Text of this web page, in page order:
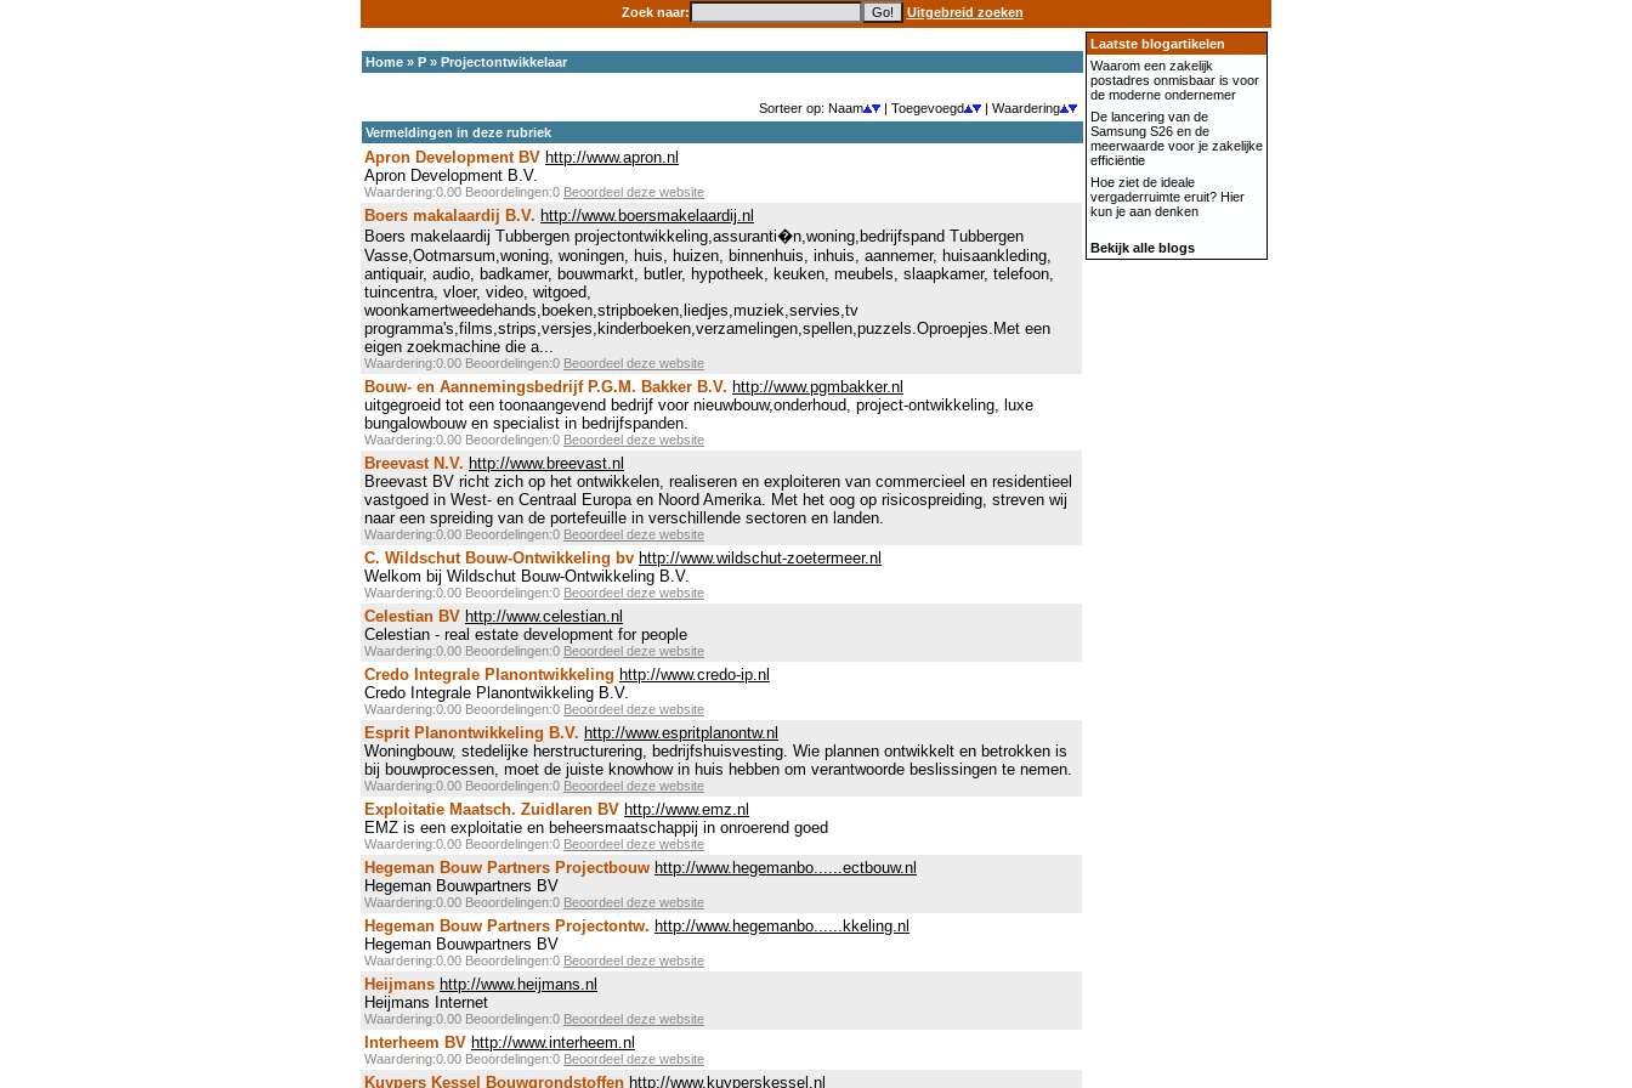
Zoek naar: Uitgebreid zoeken
Home » P » Projectontwikkelaar
Sorteer op: Naam | Toegevoegd
| Waardering
Vermeldingen in deze rubriek
Apron Development BV http://www.apron.nl
Apron Development B.V.
Waardering:0.00 Beoordelingen:0 Beoordeel deze website
Boers makalaardij B.V. http://www.boersmakelaardij.nl
Boers makelaardij Tubbergen projectontwikkeling,assuranti�n,woning,bedrijfspand Tubbergen
Vasse,Ootmarsum,woning, woningen, huis, huizen, binnenhuis, inhuis, aannemer, huisaankleding,
antiquair, audio, badkamer, bouwmarkt, butler, hypotheek, keuken, meubels, slaapkamer, telefoon,
tuincentra, vloer, video, witgoed,
woonkamertweedehands,boeken,stripboeken,liedjes,muziek,servies,tv
programma's,films,strips,versjes,kinderboeken,verzamelingen,spellen,puzzels.Oproepjes.Met een
eigen zoekmachine die a...
Waardering:0.00 Beoordelingen:0 Beoordeel deze website
Bouw- en Aannemingsbedrijf P.G.M. Bakker B.V. http://www.pgmbakker.nl
uitgegroeid tot een toonaangevend bedrijf voor nieuwbouw,onderhoud, project-ontwikkeling, luxe
bungalowbouw en specialist in bedrijfspanden.
Waardering:0.00 Beoordelingen:0 Beoordeel deze website
Breevast N.V. http://www.breevast.nl
Breevast BV richt zich op het ontwikkelen, realiseren en exploiteren van commercieel en residentieel
vastgoed in West- en Centraal Europa en Noord Amerika. Met het oog op risicospreiding, streven wij
naar een spreiding van de portefeuille in verschillende sectoren en landen.
Waardering:0.00 Beoordelingen:0 Beoordeel deze website
C. Wildschut Bouw-Ontwikkeling bv http://www.wildschut-zoetermeer.nl
Welkom bij Wildschut Bouw-Ontwikkeling B.V.
Waardering:0.00 Beoordelingen:0 Beoordeel deze website
Celestian BV http://www.celestian.nl
Celestian - real estate development for people
Waardering:0.00 Beoordelingen:0 Beoordeel deze website
Credo Integrale Planontwikkeling http://www.credo-ip.nl
Credo Integrale Planontwikkeling B.V.
Waardering:0.00 Beoordelingen:0 Beoordeel deze website
Esprit Planontwikkeling B.V. http://www.espritplanontw.nl
Woningbouw, stedelijke herstructurering, bedrijfshuisvesting. Wie plannen ontwikkelt en betrokken is
bij bouwprocessen, moet de juiste knowhow in huis hebben om verantwoorde beslissingen te nemen.
Waardering:0.00 Beoordelingen:0 Beoordeel deze website
Exploitatie Maatsch. Zuidlaren BV http://www.emz.nl
EMZ is een exploitatie en beheersmaatschappij in onroerend goed
Waardering:0.00 Beoordelingen:0 Beoordeel deze website
Hegeman Bouw Partners Projectbouw http://www.hegemanbo......ectbouw.nl
Hegeman Bouwpartners BV
Waardering:0.00 Beoordelingen:0 Beoordeel deze website
Hegeman Bouw Partners Projectontw. http://www.hegemanbo......kkeling.nl
Hegeman Bouwpartners BV
Waardering:0.00 Beoordelingen:0 Beoordeel deze website
Heijmans http://www.heijmans.nl
Heijmans Internet
Waardering:0.00 Beoordelingen:0 Beoordeel deze website
Interheem BV http://www.interheem.nl
Waardering:0.00 Beoordelingen:0 Beoordeel deze website
Kuypers Kessel Bouwgrondstoffen http://www.kuyperskessel.nl
Laatste blogartikelen
Waarom een zakelijk
postadres onmisbaar is voor
de moderne ondernemer
De lancering van de
Samsung S26 en de
meerwaarde voor je zakelijke
efficiëntie
Hoe ziet de ideale
vergaderruimte eruit? Hier
kun je aan denken
Bekijk alle blogs